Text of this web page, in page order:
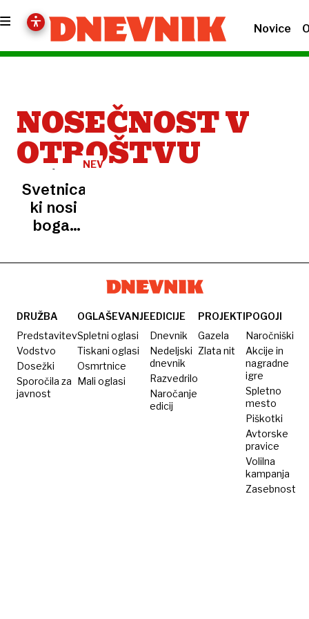
Novice
NOSEČNOST V
OTROŠTVU
NEVERJETNA
Svetnica,
ki nosi
boga:
rodila
petih
letih
DRUŽBA
Predstavitev
Vodstvo
Dosežki
Sporočila za
javnost
OGLAŠEVANJE
Spletni oglasi
Tiskani oglasi
Osmrtnice
Mali oglasi
EDICIJE
Dnevnik
Nedeljski
dnevnik
Razvedrilo
Naročanje
edicij
PROJEKTI
Gazela
Zlata nit
POGOJI
Naročniški
Akcije in
nagradne
igre
Spletno
mesto
Piškotki
Avtorske
pravice
Volilna
kampanja
Zasebnost